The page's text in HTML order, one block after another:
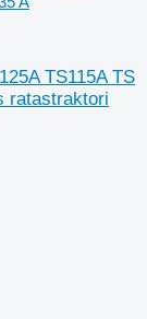
TS115A TS
ratastraktori